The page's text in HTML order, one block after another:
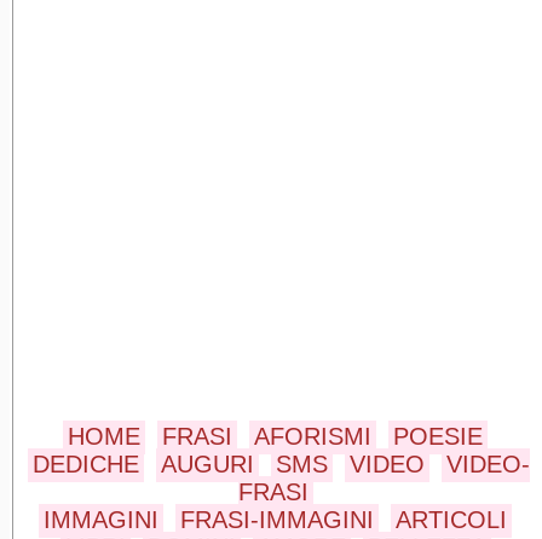
HOME FRASI AFORISMI
POESIE
DEDICHE
AUGURI SMS VIDEO
VIDEO-
FRASI
IMMAGINI
FRASI-IMMAGINI
ARTICOLI